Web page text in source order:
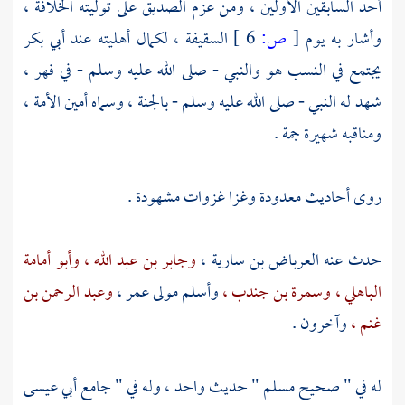
أحد السابقين الأولين ، ومن عزم الصديق على توليته الخلافة ،
وأشار به يوم [ ص: السقيفة ، لكمال أهليته عندأبي بكر
يجتمع في النسب هو والنبي - صلى الله عليه وسلم - فيفهر ،
شهد له النبي - صلى الله عليه وسلم - بالجنة ، وسماه أمين الأمة ،
ومناقبه شهيرة جمة .
روى أحاديث معدودة وغزا غزوات مشهودة .
حدث عنهالعرباض بن سارية ،وجابر بن عبد الله ،وأبو أمامة
الباهلي ،وسمرة بن جندب ،وأسلم مولى عمر ،وعبد الرحمن بن
غنم ،وآخرون .
له في " صحيحمسلم" حديث واحد ، وله في " جامعأبي عيسى